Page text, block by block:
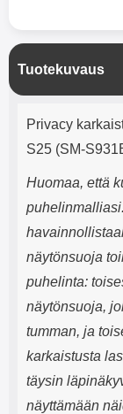
Tuotekuvaus
Privacy
S25 (SM-
Huomaa, että
näytönsuoja
puhelinta:
näytönsuoja,
tumman, ja
karkaistusta
täysin
näyttämään